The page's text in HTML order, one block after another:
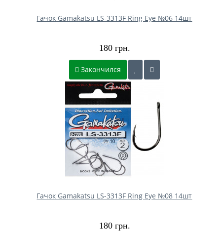
Гачок Gamakatsu LS-3313F Ring Eye №06 14шт
180 грн.
Закончился
Гачок Gamakatsu LS-3313F Ring Eye №08 14шт
180 грн.